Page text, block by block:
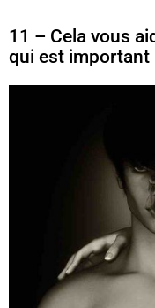
11 – Cela vous
qui est important